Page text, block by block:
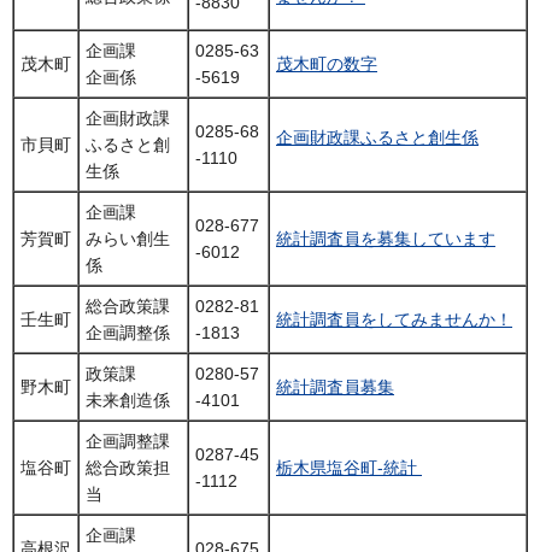
茂木町
企画課
企画係
0285-63
-5619
茂木町の数字
市貝町
企画財政課
ふるさと創
生係
0285-68
-1110
企画財政課ふるさと創生係
芳賀町
企画課
みらい創生
係
028-677
-6012
統計調査員を募集しています
壬生町
総合政策課
企画調整係
0282-81
-1813
統計調査員をしてみませんか！
野木町
政策課
未来創造係
0280-57
-4101
統計調査員募集
塩谷町
企画調整課
総合政策担
当
0287-45
-1112
栃木県塩谷町-統計
企画課